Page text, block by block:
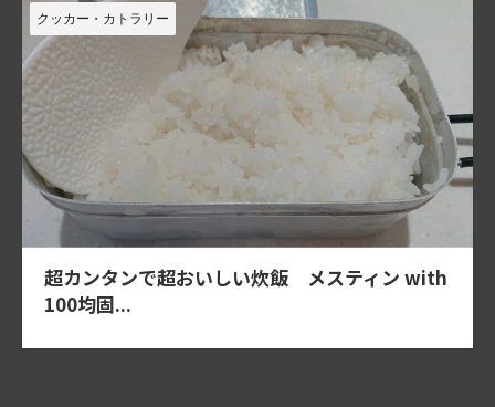
クッカー・カトラリー
超カンタンで超おいしい炊飯 メスティン with
100均固...